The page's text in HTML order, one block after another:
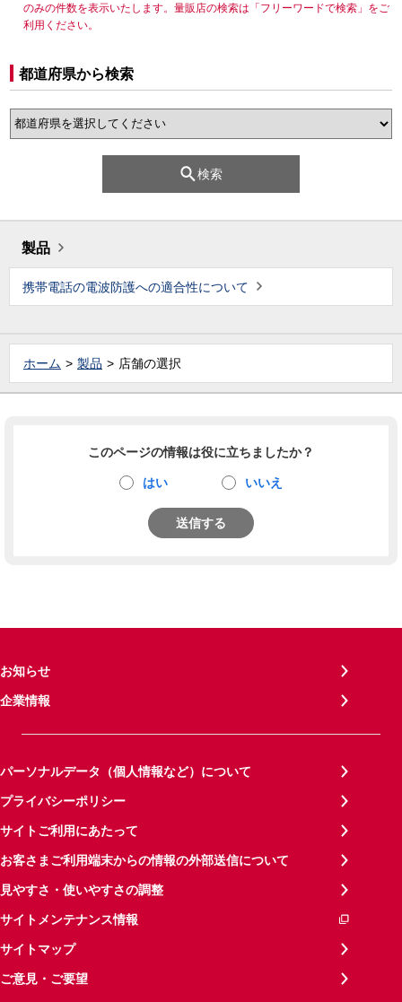
のみの件数を表示いたします。量販店の検索は「フリーワードで検索」をご
利用ください。
都道府県から検索
検索
製品
携帯電話の電波防護への適合性について
ホーム 製品 店舗の選択
このページの情報は役に立ちましたか？
はい いいえ
送信する
お知らせ
企業情報
パーソナルデータ（個人情報など）について
プライバシーポリシー
サイトご利用にあたって
お客さまご利用端末からの情報の外部送信について
見やすさ・使いやすさの調整
サイトメンテナンス情報
サイトマップ
ご意見・ご要望